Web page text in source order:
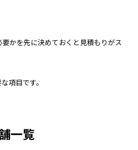
かを先に決めておくと見積もりがス
項目です。
一覧